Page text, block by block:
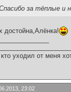
за тёплые и
достойна,Алёнка!
уходил от меня
23:02